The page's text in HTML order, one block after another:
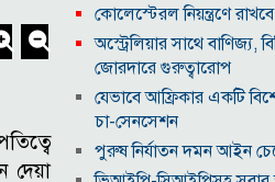
দেয়া
কোলেস্টেরল নিয়ন্ত্রণে রাখবে
অস্ট্রেলিয়ার সাথে বাণিজ্য,
জোরদারে গুরুত্বারোপ
যেভাবে আফ্রিকার একটি
চা-সেনসেশন
পুরুষ নির্যাতন দমন আইন